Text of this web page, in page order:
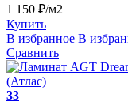
1 150 ₽/м2
Купить
В избранное В
Сравнить
33